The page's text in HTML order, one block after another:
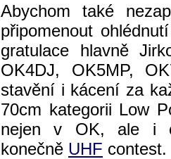
Abychom také
připomenout
gratulace hlavně
OK4DJ, OK5MP,
stavění i kácení za
70cm kategorii Low
nejen v OK, ale i
konečně UHF